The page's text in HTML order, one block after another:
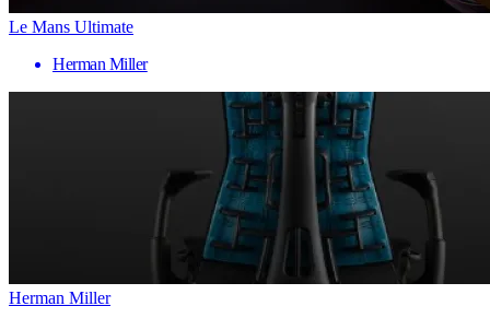
Le Mans Ultimate
Herman Miller
Herman Miller